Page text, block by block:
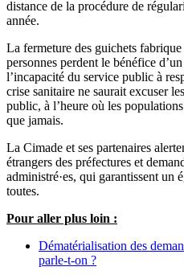
distance de la procédure de
année.
La fermeture des guichets
personnes perdent le bénéfice
l’incapacité du service public à
crise sanitaire ne saurait excuser
public, à l’heure où les
que jamais.
La Cimade et ses partenaires
étrangers des préfectures et
administré·es, qui garantissent un
toutes.
Pour aller plus loin :
Dématérialisation des
parle-t-on ?